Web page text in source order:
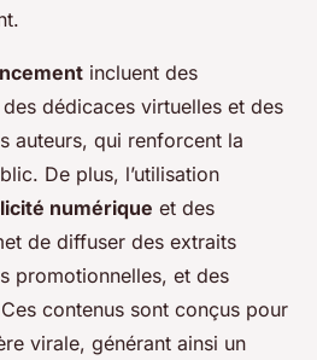
incluent des
dédicaces virtuelles et des
auteurs, qui renforcent la
De plus, l’utilisation
numérique et des
de diffuser des extraits
promotionnelles, et des
contenus sont conçus pour
virale, générant ainsi un